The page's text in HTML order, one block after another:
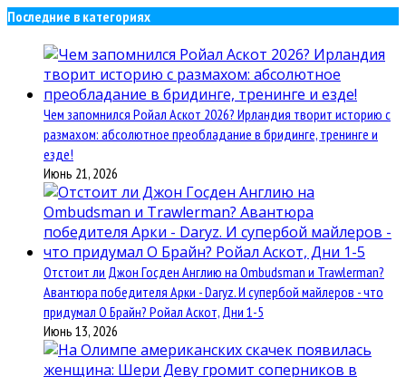
Последние в категориях
Чем запомнился Ройал Аскот 2026? Ирландия творит историю с
размахом: абсолютное преобладание в бридинге, тренинге и
езде!
Июнь 21, 2026
Отстоит ли Джон Госден Англию на Ombudsman и Trawlerman?
Авантюра победителя Арки - Daryz. И супербой майлеров - что
придумал О Брайн? Ройал Аскот, Дни 1-5
Июнь 13, 2026